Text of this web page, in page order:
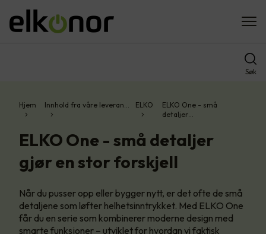
Søk
Hjem Innhold fra våre leveran… ELKO
ELKO One - små
detaljer…
ELKO One - små detaljer
gjør en stor forskjell
Når du pusser opp eller bygger nytt, er det ofte de små
detaljene som løfter helhetsinntrykket. Med ELKO One
får du en serie som kombinerer moderne design med
smarte funksjoner – utviklet for hvordan vi faktisk